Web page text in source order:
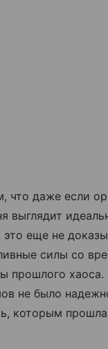
что даже если
выглядит
еще не
силы со
прошлого
не было
которым